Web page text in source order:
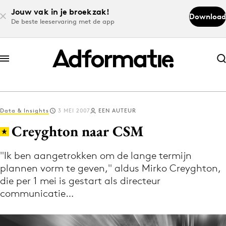
Jouw vak in je broekzak!
De beste leeservaring met de app
Download
Abonneer nu
Abonneer nu
Log in
Download de app
Volg het laatste nieuws via de Adformatie
Nieuws app
Data & Insights 3 MEI 2007 EEN AUTEUR
Creyghton naar CSM
"Ik ben aangetrokken om de lange termijn
plannen vorm te geven," aldus Mirko Creyghton,
die per 1 mei is gestart als directeur
communicatie…